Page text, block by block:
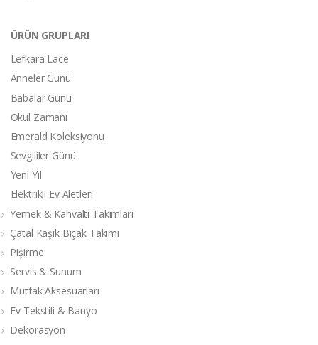
ÜRÜN GRUPLARI
Lefkara Lace
Anneler Günü
Babalar Günü
Okul Zamanı
Emerald Koleksiyonu
Sevgililer Günü
Yeni Yıl
Elektrikli Ev Aletleri
Yemek & Kahvaltı Takımları
Çatal Kaşık Bıçak Takımı
Pişirme
Servis & Sunum
Mutfak Aksesuarları
Ev Tekstili & Banyo
Dekorasyon